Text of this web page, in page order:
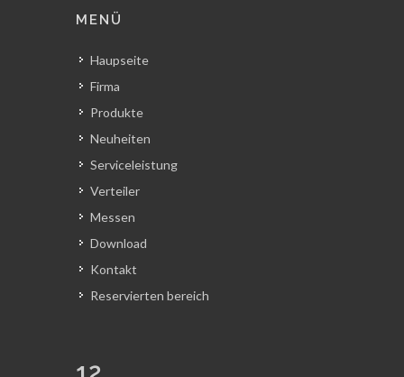
MENÜ
Haupseite
Firma
Produkte
Neuheiten
Serviceleistung
Verteiler
Messen
Download
Kontakt
Reservierten bereich